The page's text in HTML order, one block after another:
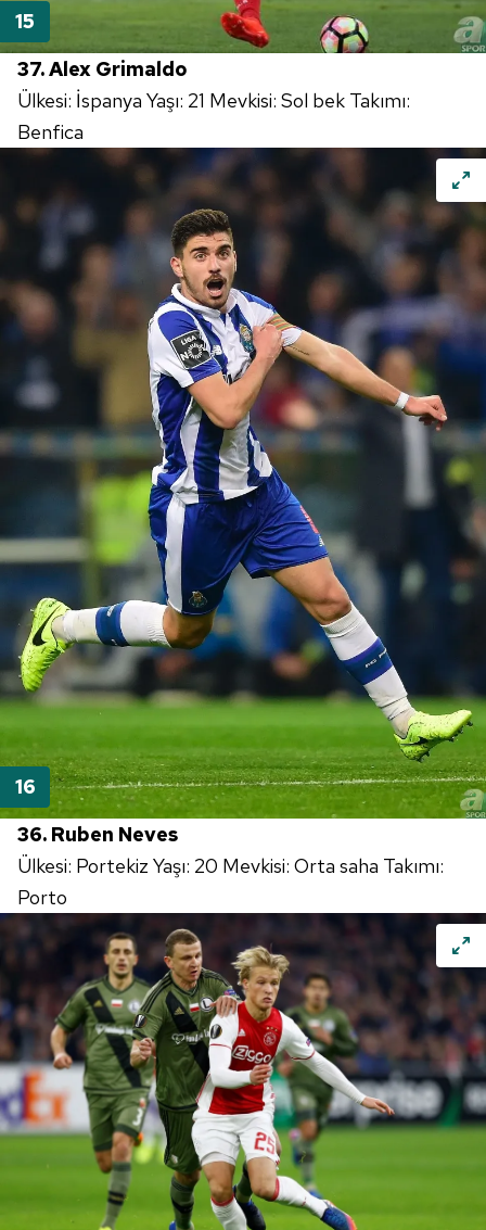
hazırlanmış Aydınlatma Metnimizi okumak ve sitemizde
ilgili mevzuata uygun olarak kullanılan çerezlerle ilgili bilgi
almak için lütfentıklayınız
37. Alex Grimaldo
Ülkesi: İspanya Yaşı: 21 Mevkisi: Sol bek Takımı:
Benfica
36. Ruben Neves
Ülkesi: Portekiz Yaşı: 20 Mevkisi: Orta saha Takımı:
Porto